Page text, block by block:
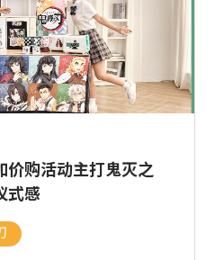
价购活动主打鬼灭之
式感